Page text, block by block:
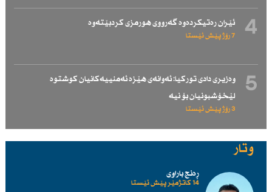
4 ئێران رەتیكردەوە گەرووی هورمزی كردبێتەوە
7 رۆژ پێش ئێستا
5
وەزیری دادی توركیا: ئەوانەی هێزە ئەمنییەكانیان كوشتوە
لێخۆشبونیان بۆ نیە
3 رۆژ پێش ئێستا
وتار
ڕەنج باراوی
14 کاتژمێر پێش ئێستا